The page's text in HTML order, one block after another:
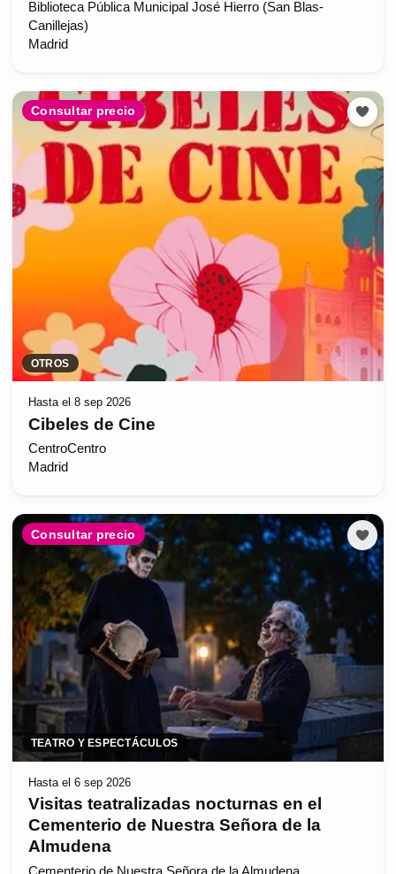
Biblioteca Pública Municipal José Hierro (San Blas-
Canillejas)
Madrid
Consultar precio
OTROS
Hasta el 8 sep 2026
Cibeles de Cine
CentroCentro
Madrid
Consultar precio
TEATRO Y ESPECTÁCULOS
Hasta el 6 sep 2026
Visitas teatralizadas nocturnas en el
Cementerio de Nuestra Señora de la
Almudena
Cementerio de Nuestra Señora de la Almudena